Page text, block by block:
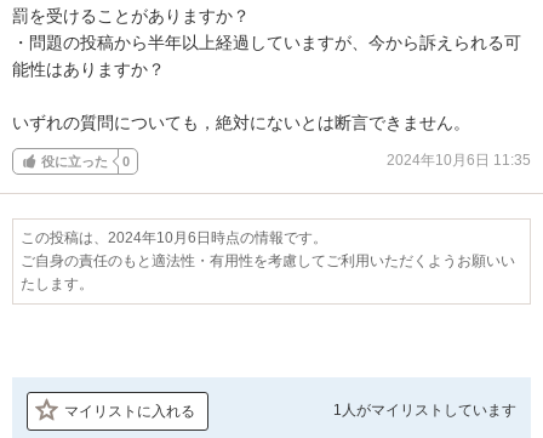
罰を受けることがありますか？
・問題の投稿から半年以上経過していますが、今から訴えられる可
能性はありますか？
いずれの質問についても，絶対にないとは断言できません。
役に立った 0 2024年10月6日 11:35
この投稿は、2024年10月6日時点の情報です。
ご自身の責任のもと適法性・有用性を考慮してご利用いただくようお願いい
たします。
マイリストに入れる 1人がマイリストしています